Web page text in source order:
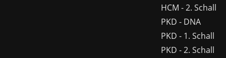
HCM - 2. Schall
PKD - DNA
PKD - 1. Schall
PKD - 2. Schall